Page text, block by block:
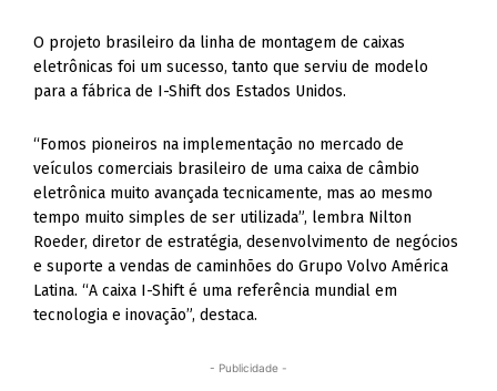
O projeto brasileiro da linha de montagem de caixas
eletrônicas foi um sucesso, tanto que serviu de modelo
para a fábrica de I-Shift dos Estados Unidos.
“Fomos pioneiros na implementação no mercado de
veículos comerciais brasileiro de uma caixa de câmbio
eletrônica muito avançada tecnicamente, mas ao mesmo
tempo muito simples de ser utilizada”, lembra Nilton
Roeder, diretor de estratégia, desenvolvimento de negócios
e suporte a vendas de caminhões do Grupo Volvo América
Latina. “A caixa I-Shift é uma referência mundial em
tecnologia e inovação”, destaca.
- Publicidade -